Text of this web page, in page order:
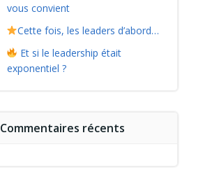
vous convient
Cette fois, les leaders d’abord…
Et si le leadership était
exponentiel ?
Commentaires récents